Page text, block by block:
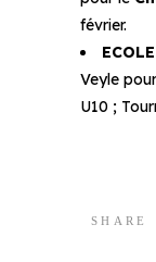
février.
Veyle
U10 ;
SHARE